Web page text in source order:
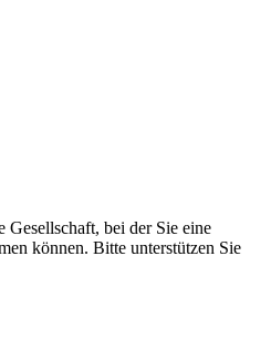
Gesellschaft, bei der Sie eine
können. Bitte unterstützen Sie